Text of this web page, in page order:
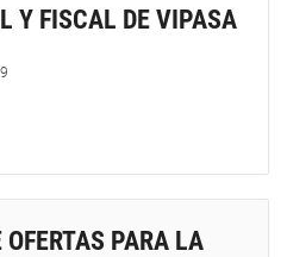
Y FISCAL DE VIPASA
OFERTAS PARA LA